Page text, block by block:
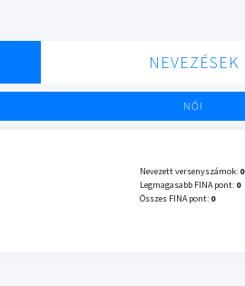
NEVEZÉSEK
NŐI
Nevezett versenyszámok: 0
Legmagasabb FINA pont: 0
Összes FINA pont: 0